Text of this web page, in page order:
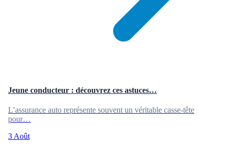
Jeune conducteur : découvrez ces astuces…
L’assurance auto représente souvent un véritable casse-tête
pour…
3 Août